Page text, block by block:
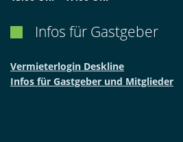
 Infos für Gastgeber
Vermieterlogin Deskline
Infos für Gastgeber und Mitglieder